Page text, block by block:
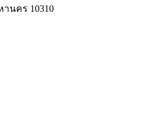
านคร 10310